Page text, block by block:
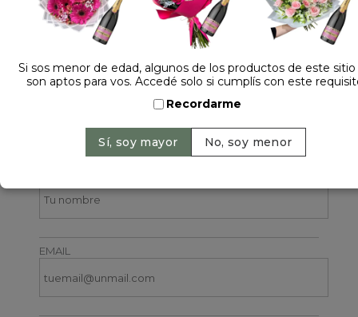
4 opiniones +
Dejá tu opinión
EMAIL
Si sos menor de edad, algunos de los productos de este
son aptos para vos. Accedé solo si cumplís con este
Recordarme